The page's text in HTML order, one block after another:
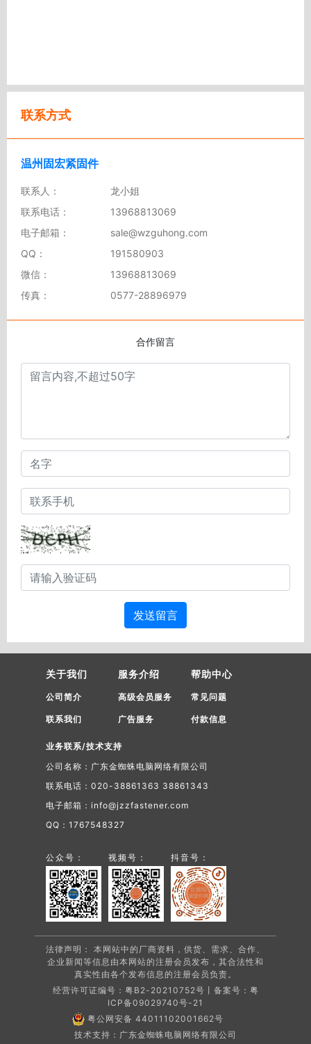
联系方式
温州固宏紧固件
联系人：
龙小姐
联系电话：
13968813069
电子邮箱：
sale@wzguhong.com
QQ：
191580903
微信：
13968813069
传真：
0577-28896979
合作留言
发送留言
关于我们
公司简介
联系我们
服务介绍
高级会员服务
广告服务
帮助中心
常见问题
付款信息
业务联系/技术支持
公司名称：广东金蜘蛛电脑网络有限公司
联系电话：020-38861363 38861343
电子邮箱：info@jzzfastener.com
QQ：1767548327
公众号： 视频号： 抖音号：
法律声明： 本网站中的厂商资料，供货、需求、合作、
企业新闻等信息由本网站的注册会员发布，其合法性和
真实性由各个发布信息的注册会员负责。
经营许可证编号：粤B2-20210752号丨备案号： 粤
ICP备09029740号-21
粤公网安备 44011102001662号
技术支持：广东金蜘蛛电脑网络有限公司